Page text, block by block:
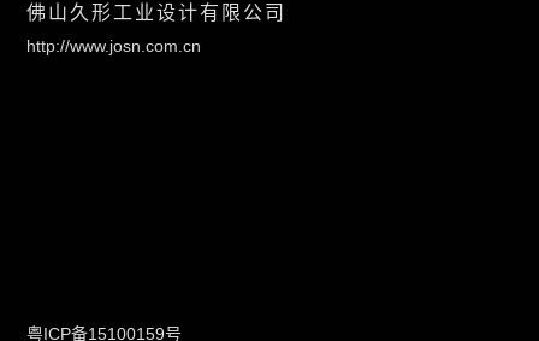
佛山久形工业设计有限公司
http://www.josn.com.cn
粤ICP备15100159号